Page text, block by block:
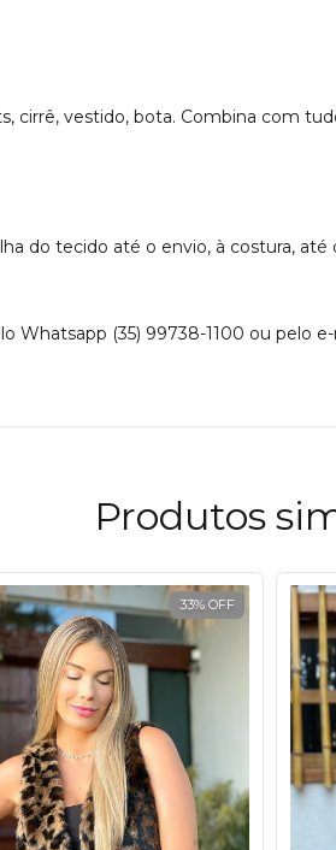
cirrê, vestido, bota. Combina com
do tecido até o envio, à costura,
Whatsapp (35) 99738-1100 ou pelo e-
Produtos
33% OFF